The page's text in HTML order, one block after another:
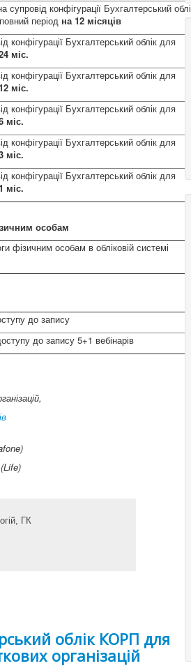
конфігурації Бухгалтерський
період на 12 місяців
конфігурації Бухгалтерський облік для
міс.
конфігурації Бухгалтерський облік для
міс.
конфігурації Бухгалтерський облік для
міс.
конфігурації Бухгалтерський облік для
міс.
конфігурації Бухгалтерський облік для
міс.
особам
фізичним особам в обліковій системі
до запису
до запису 5+1 вебінарів
ГК
облік КОРП для
організацій